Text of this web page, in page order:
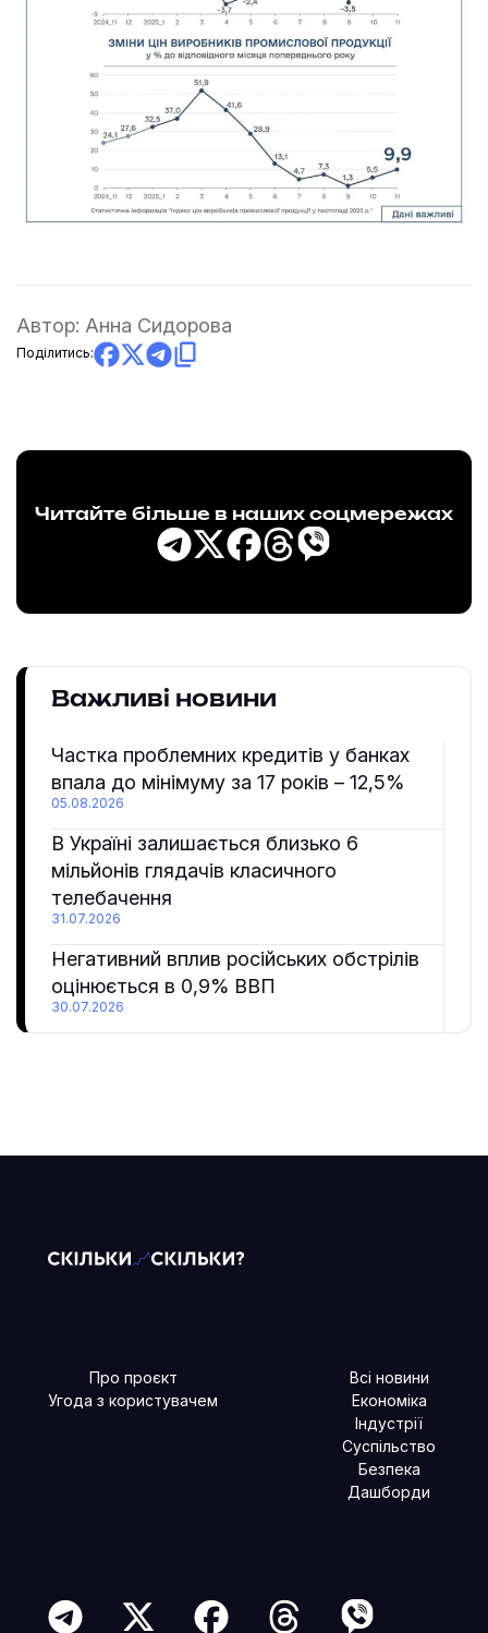
Автор: Анна Сидорова
Поділитись:
Читайте більше в наших соцмережах
Важливі новини
Частка проблемних кредитів у банках
впала до мінімуму за 17 років – 12,5%
05.08.2026
В Україні залишається близько 6
мільйонів глядачів класичного
телебачення
31.07.2026
Негативний вплив російських обстрілів
оцінюється в 0,9% ВВП
30.07.2026
Про проєкт
Угода з користувачем
Всі новини
Економіка
Індустрії
Суспільство
Безпека
Дашборди
Читайте більше в наших соцмережах